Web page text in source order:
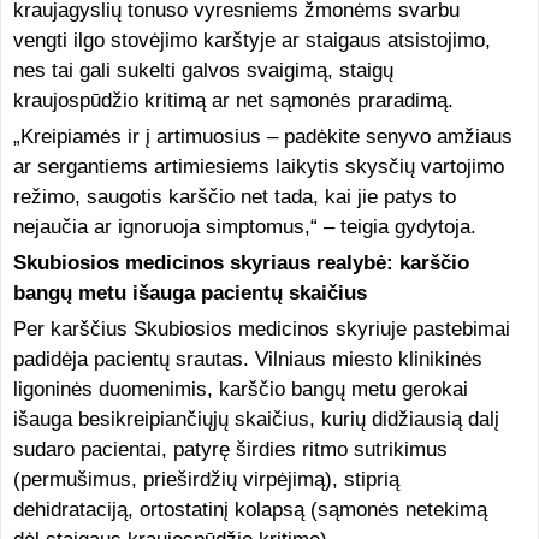
kraujagyslių tonuso vyresniems žmonėms svarbu
vengti ilgo stovėjimo karštyje ar staigaus atsistojimo,
nes tai gali sukelti galvos svaigimą, staigų
kraujospūdžio kritimą ar net sąmonės praradimą.
„Kreipiamės ir į artimuosius – padėkite senyvo amžiaus
ar sergantiems artimiesiems laikytis skysčių vartojimo
režimo, saugotis karščio net tada, kai jie patys to
nejaučia ar ignoruoja simptomus,“ – teigia gydytoja.
Skubiosios medicinos skyriaus realybė: karščio
bangų metu išauga pacientų skaičius
Per karščius Skubiosios medicinos skyriuje pastebimai
padidėja pacientų srautas. Vilniaus miesto klinikinės
ligoninės duomenimis, karščio bangų metu gerokai
išauga besikreipiančiųjų skaičius, kurių didžiausią dalį
sudaro pacientai, patyrę širdies ritmo sutrikimus
(permušimus, prieširdžių virpėjimą), stiprią
dehidrataciją, ortostatinį kolapsą (sąmonės netekimą